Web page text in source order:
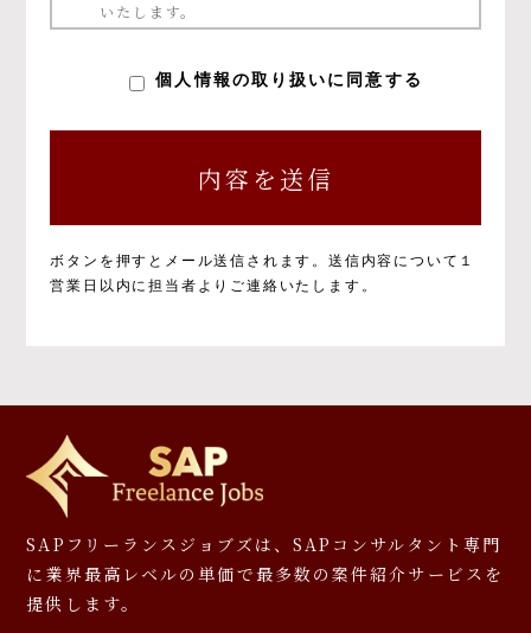
いたします。
以下のとおりです。
③ご本人の承諾に基づく、当社サービス利用
企業への個人情報提供
ー等への応募、プレゼント発送等
※お預かりした書類については、一部お返しで
きないことがありますのでご了承ください。
個人情報を提供しなかった場合に生じる結
果について
必要となる項目を入力いただかない場合は、本
個人情報の取り扱いに同意する
ボタンを押すとメール送信されます。 送信内容について１
営業日以内に担当者よりご連絡いたします。
SAPフリーランスジョブズは、SAPコンサルタント専門
に 業界最高レベルの単価で最多数の案件紹介サービスを
提供します。